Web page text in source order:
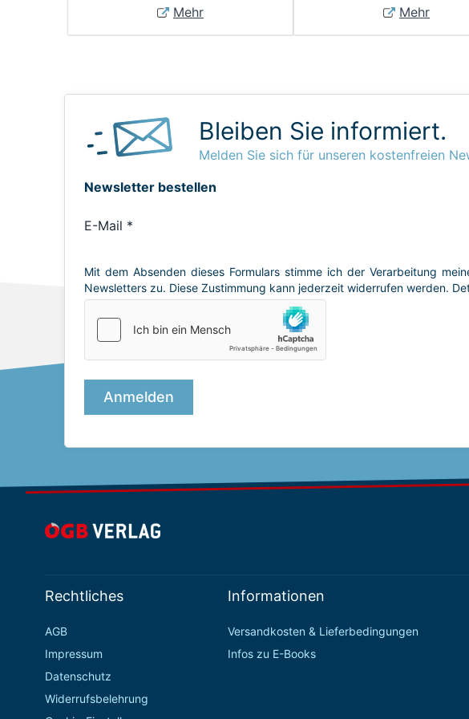
Mehr Mehr
Bleiben Sie informiert.
Melden Sie sich für unseren kostenfreien
Rechtliches
AGB
Impressum
Datenschutz
Widerrufsbelehrung
Informationen
Versandkosten & Lieferbedingungen
Infos zu E-Books